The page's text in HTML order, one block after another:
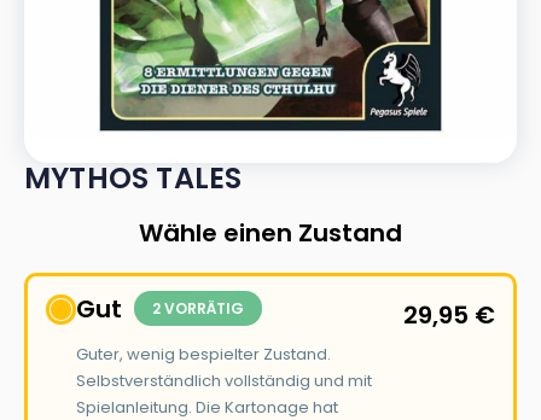
MYTHOS TALES
Wähle einen Zustand
Gut 2 VORRÄTIG
Guter, wenig bespielter Zustand.
Selbstverständlich vollständig und mit
Spielanleitung. Die Kartonage hat
29,95 €